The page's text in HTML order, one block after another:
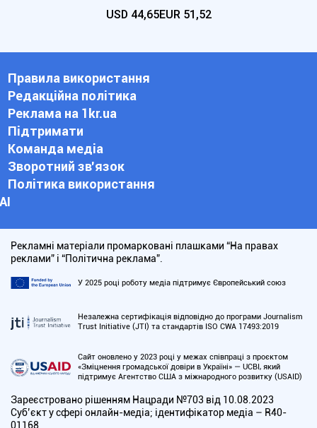
USD 44,65EUR 51,52
Правила використання
Редакційна політика
Реклама на 1kr.ua
Підтримати
Команда медіа
Зворотний зв'язок
Політика використання
АІ
Рекламні матеріали промарковані плашками “На правах
реклами” і “Політична реклама”.
У 2025 році роботу медіа підтримує Європейський союз
Незалежна сертифікація відповідно до програми Journalism
Trust Initiative (JTI) та стандартів ISO CWA 17493:2019
Сайт оновлено у 2023 році у межах співпраці з проєктом
«Зміцнення громадської довіри в Україні» — UCBI, який
підтримує Агентство США з міжнародного розвитку (USAID)
Зареєстровано рішенням Нацради №703 від 10.08.2023
Cуб’єкт у сфері онлайн-медіа; ідентифікатор медіа – R40-
01168